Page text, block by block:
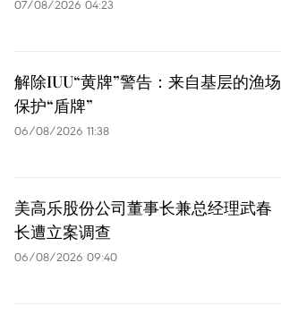
07/08/2026 04:23
解除IUU“黄牌”警告：来自基层的渔场
保护“盾牌”
06/08/2026 11:38
美高乐股份公司董事长兼总经理武春
长遭立案调查
06/08/2026 09:40